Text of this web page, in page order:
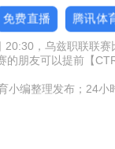
免费直播 腾讯体
，乌兹职联联赛
朋友可以提前【
编整理发布；24小